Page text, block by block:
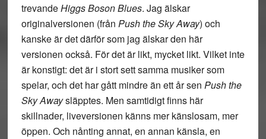
trevandeHiggs Boson Blues. Jag älskar
originalversionen (från Push the Sky Away) och
kanske är det därför som jag älskar den här
versionen också. För det är likt, mycket likt. Vilket inte
är konstigt: det är i stort sett samma musiker som
spelar, och det har gått mindre än ett år sen Push the
Sky Awaysläpptes. Men samtidigt finns här
skillnader, liveversionen känns mer känslosam, mer
öppen. Och nånting annat, en annan känsla, en